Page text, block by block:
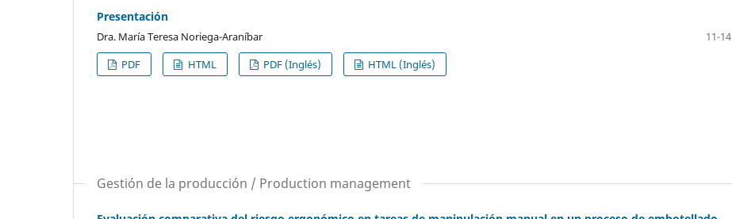
Presentación
Dra. María Teresa Noriega-Araníbar
11-14
PDF
HTML PDF (Inglés) HTML (Inglés)
Gestión de la producción / Production management